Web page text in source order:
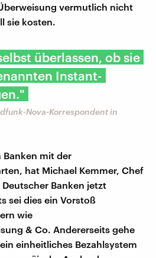
vermutlich nicht
sie kosten.
überlassen, ob sie
Instant-
Nova-Korrespondent in
Banken mit der
hat Michael Kemmer, Chef
Banken jetzt
sei dies ein Vorstoß
wie
& Co. Andererseits gehe
einheitliches Bezahlsystem